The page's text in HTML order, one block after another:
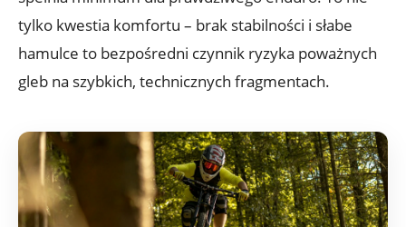
tylko kwestia komfortu – brak stabilności i słabe
hamulce to bezpośredni czynnik ryzyka poważnych
gleb na szybkich, technicznych fragmentach.